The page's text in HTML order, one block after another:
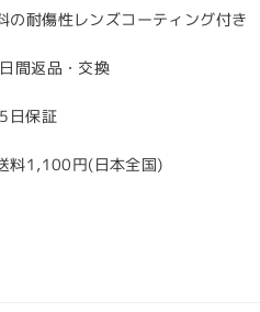
の耐傷性レンズコーティング付き
間返品・交換
日保証
料1,100円(日本全国)